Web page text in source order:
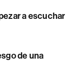
a escuchar
de una